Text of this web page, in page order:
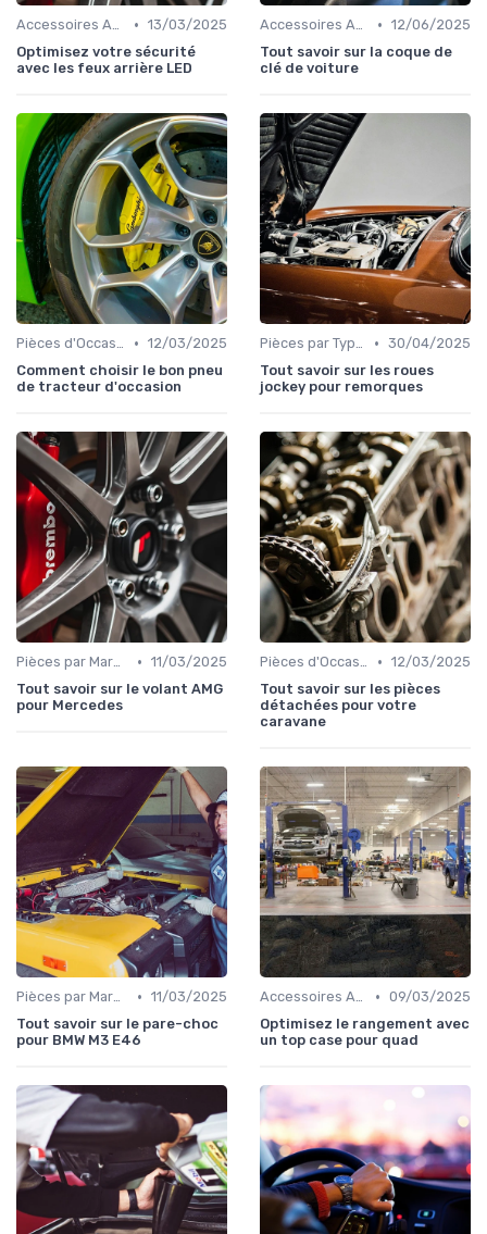
Accessoires Auto • 13/03/2025
Optimisez votre sécurité
avec les feux arrière LED
Accessoires Auto • 12/06/2025
Tout savoir sur la coque de
clé de voiture
Pièces d'Occasion et Reconditionnées • 12/03/2025
Comment choisir le bon pneu
de tracteur d'occasion
Pièces par Type (Freins, Moteur, etc.) • 30/04/2025
Tout savoir sur les roues
jockey pour remorques
Pièces par Marque de Voiture • 11/03/2025
Tout savoir sur le volant AMG
pour Mercedes
Pièces d'Occasion et Reconditionnées • 12/03/2025
Tout savoir sur les pièces
détachées pour votre
caravane
Pièces par Marque de Voiture • 11/03/2025
Tout savoir sur le pare-choc
pour BMW M3 E46
Accessoires Auto • 09/03/2025
Optimisez le rangement avec
un top case pour quad